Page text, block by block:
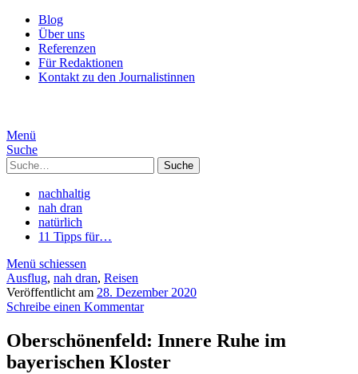
Blog
Über uns
Referenzen
Für Redaktionen
Kontakt zu den Journalistinnen
Menü
Suche
Suche
nachhaltig
nah dran
natürlich
11 Tipps für…
Menü schiessen
Ausflug, nah dran, Reisen
Veröffentlicht am 28. Dezember 2020
Schreibe einen Kommentar
Oberschönenfeld: Innere Ruhe im
bayerischen Kloster